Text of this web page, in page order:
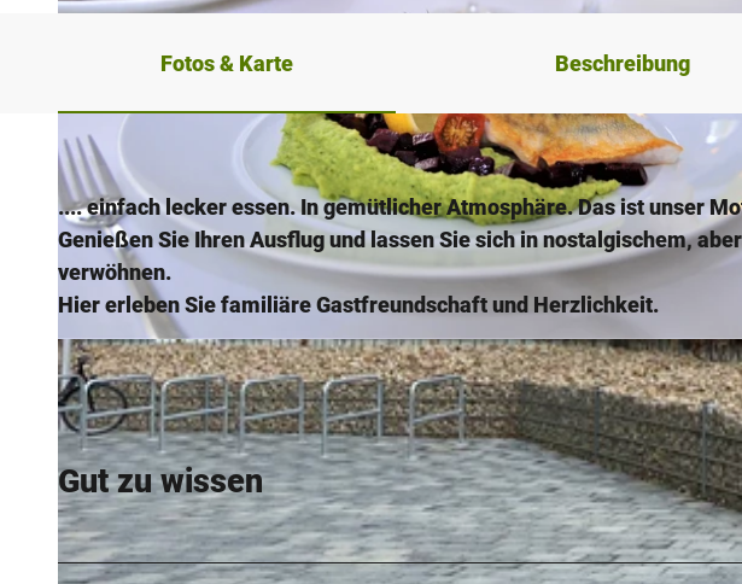
© Hotel Restaurant Grünwalde |CC-BY-SA
Fotos & Karte Beschreibung
.... einfach lecker essen. In gemütlicher Atmosphäre. Das ist unser
Genießen Sie Ihren Ausflug und lassen Sie sich in nostalgischem,
verwöhnen.
Hier erleben Sie familiäre Gastfreundschaft und Herzlichkeit.
Gut zu wissen